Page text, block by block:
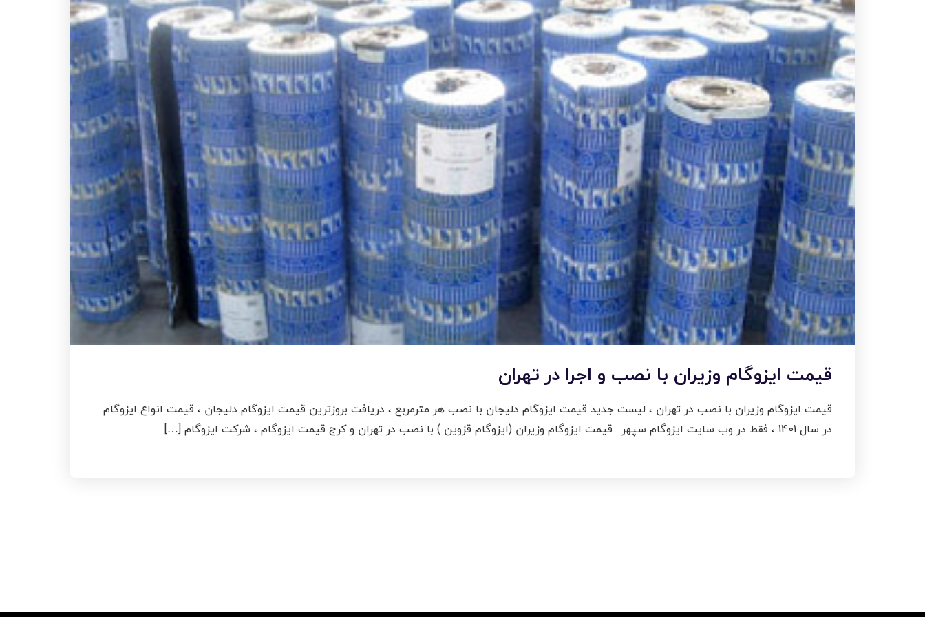
قیمت ایزوگام وزیران با نصب و اجرا در تهران
قیمت ایزوگام وزیران با نصب در تهران ، لیست جدید قیمت ایزوگام دلیجان با نصب هر مترمربع ، دریافت بروزترین قیمت ایزوگام دلیجان ، قیمت انواع ایزوگام
در سال 1401 ، فقط در وب سایت ایزوگام سپهر . قیمت ایزوگام وزیران (ایزوگام قزوین ) با نصب در تهران و کرج قیمت ایزوگام ، شرکت ایزوگام […]